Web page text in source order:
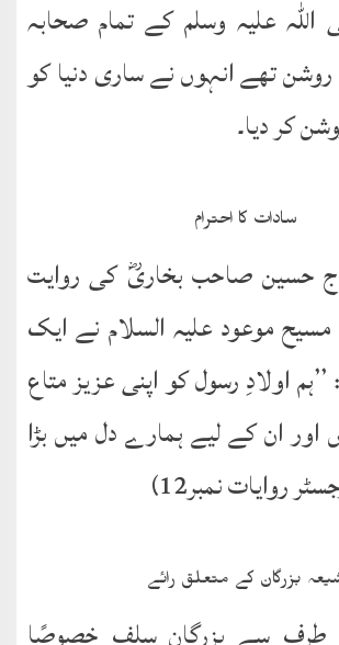
علیہ وسلم کے تمام صحابہ
تھے انہوں نے ساری دنیا کو
کر دیا۔
سادات کا احترام
حسین صاحب بخاریؓ کی روایت
موعود علیہ السلام نے ایک
’’ہم اولادِ رسول کو اپنی عزیز متاع
اور ان کے لیے ہمارے دل میں بڑا
روایات نمبر12)
بزرگان کے متعلق رائے
طرف سے بزرگان سلف خصوصًا